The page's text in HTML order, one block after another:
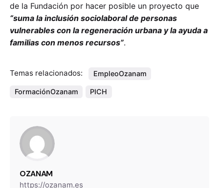
de la Fundación por hacer posible un proyecto que
“suma la inclusión sociolaboral de personas
vulnerables con la regeneración urbana y la ayuda a
familias con menos recursos”.
Temas relacionados: EmpleoOzanam
FormaciónOzanam PICH
OZANAM
https://ozanam.es